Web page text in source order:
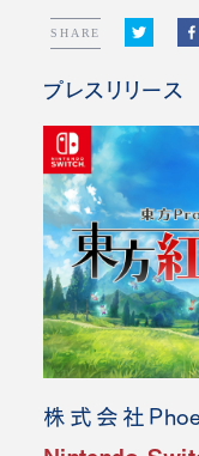
SHARE
プレスリリース
株式会社